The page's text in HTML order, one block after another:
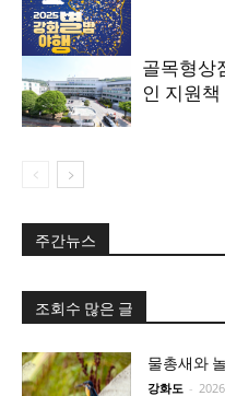
골목형상
인 지원
주간뉴스
조회수 많은 글
물총새와
강화도 -